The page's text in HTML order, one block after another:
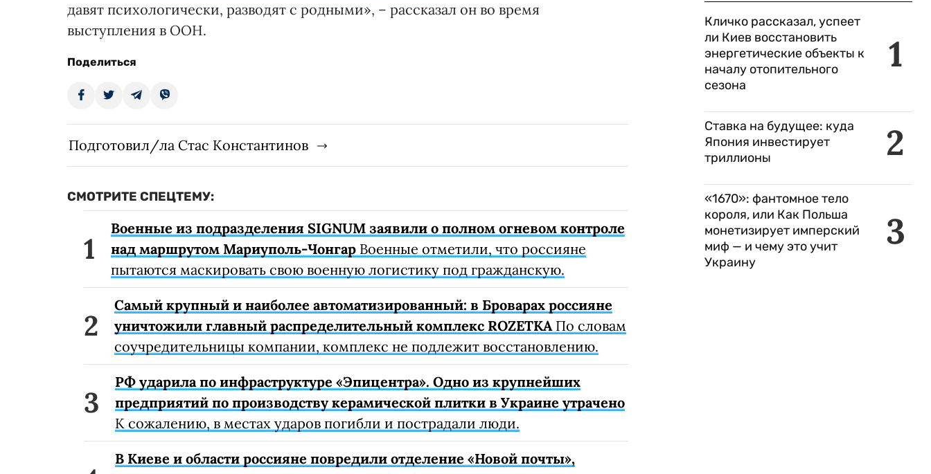
давят психологически, разводят с родными», – рассказал он во время
выступления в ООН.
Поделиться
Подготовил/ла Стас Константинов
СМОТРИТЕ СПЕЦТЕМУ:
Военные из подразделения SIGNUM заявили о полном огневом контроле
над маршрутом Мариуполь-Чонгар Военные отметили, что россияне
пытаются маскировать свою военную логистику под гражданскую.
Самый крупный и наиболее автоматизированный: в Броварах россияне
уничтожили главный распределительный комплекс ROZETKAПо словам
соучредительницы компании, комплекс не подлежит восстановлению.
РФ ударила по инфраструктуре «Эпицентра». Одно из крупнейших
предприятий по производству керамической плитки в Украине утрачено
К сожалению, в местах ударов погибли и пострадали люди.
В Киеве и области россияне повредили отделение «Новой почты»,
1
Кличко рассказал, успеет
ли Киев восстановить
энергетические объекты к
началу отопительного
сезона
2
Ставка на будущее: куда
Япония инвестирует
триллионы
3
«1670»: фантомное тело
короля, или Как Польша
монетизирует имперский
миф — и чему это учит
Украину